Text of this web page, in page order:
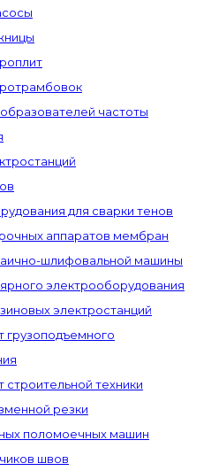
частоты
для сварки тенов
аппаратов мембран
шлифовальной машины
электрооборудования
электростанций
грузоподъемного
строительной техники
резки
поломоечных машин
швов